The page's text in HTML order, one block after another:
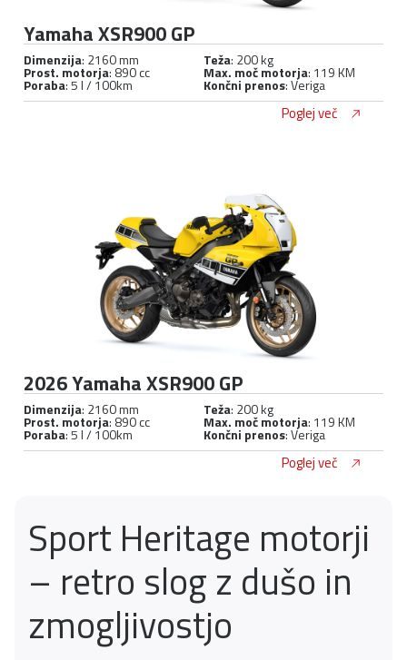
Yamaha XSR900 GP
Dimenzija: 2160 mm Teža: 200 kg
Prost. motorja: 890 cc Max. moč motorja: 119 KM
Poraba: 5 l / 100km Končni prenos: Veriga
Poglej več
2026 Yamaha XSR900 GP
Dimenzija: 2160 mm Teža: 200 kg
Prost. motorja: 890 cc Max. moč motorja: 119 KM
Poraba: 5 l / 100km Končni prenos: Veriga
Poglej več
Sport Heritage motorji
– retro slog z dušo in
zmogljivostjo